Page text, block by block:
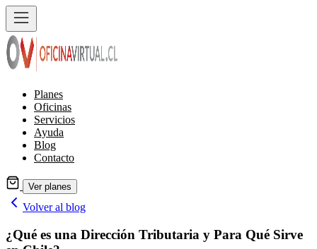
Planes
Oficinas
Servicios
Ayuda
Blog
Contacto
Ver planes
Volver al blog
¿Qué es una Dirección Tributaria y Para Qué Sirve